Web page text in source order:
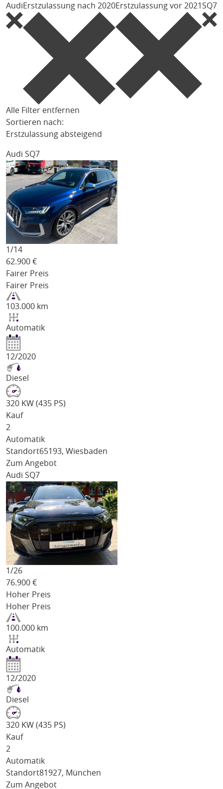
AudiErstzulassung nach 2020Erstzulassung vor 2021 SQ7
Alle Filter entfernen
Sortieren nach:
Erstzulassung absteigend
Audi SQ7
1/14
62.900 €
Fairer Preis
Fairer Preis
103.000 km
Automatik
12/2020
Diesel
320 KW (435 PS)
Kauf
2
Automatik
Standort65193, Wiesbaden
Zum Angebot
Audi SQ7
1/26
76.900 €
Hoher Preis
Hoher Preis
100.000 km
Automatik
12/2020
Diesel
320 KW (435 PS)
Kauf
2
Automatik
Standort81927, München
Zum Angebot